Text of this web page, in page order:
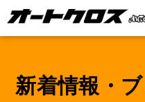
新着情報・